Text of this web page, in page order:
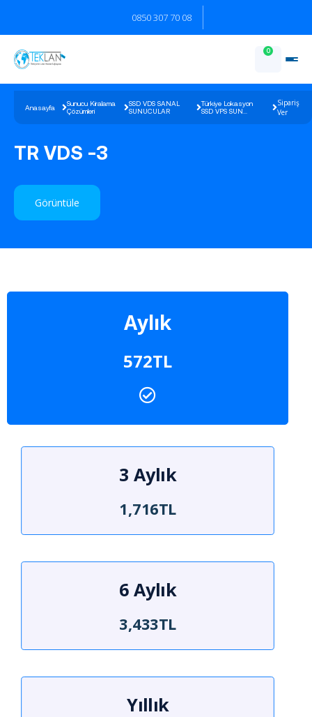
0850 307 70 08
0
Anasayfa
Sunucu Kiralama
Çözümleri
SSD VDS SANAL
SUNUCULAR
Türkiye Lokasyon
SSD VPS SUN...
Sipariş
Ver
TR VDS -3
Görüntüle
Aylık
572TL
3 Aylık
1,716TL
6 Aylık
3,433TL
Yıllık